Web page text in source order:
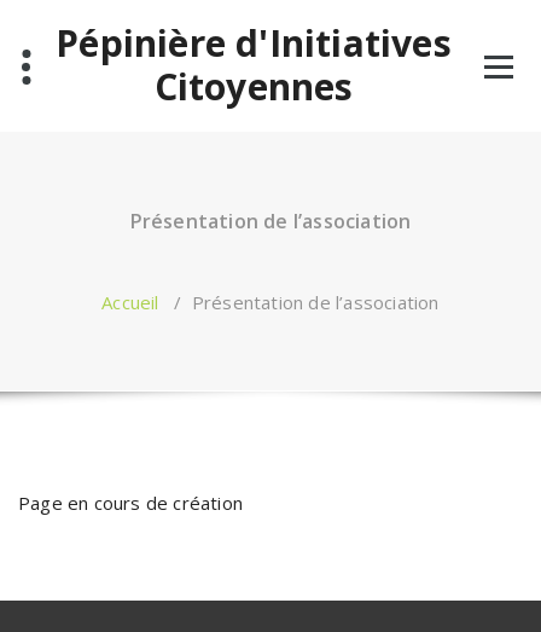
contenuPépinière d'Initiatives
Citoyennes
Présentation de l’association
Accueil / Présentation de l’association
Page en cours de création